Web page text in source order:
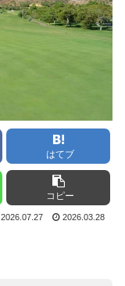
はてブ
コピー
2026.07.27 2026.03.28